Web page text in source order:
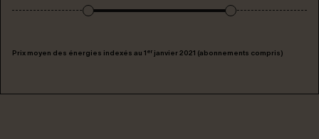
Prix moyen des énergies indexés au 1 er janvier 2021 (abonnements compris)